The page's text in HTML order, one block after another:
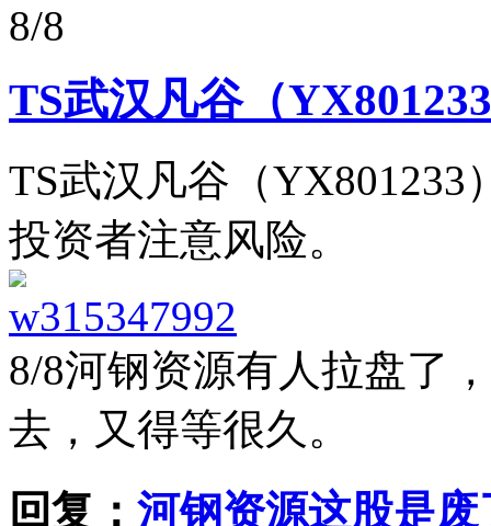
8/8
TS武汉凡谷（
TS武汉凡谷（
投资者注意风险。
w315347992
8/8河钢资源有人拉盘了
去，又得等很久。
回复： 河钢资源这股是